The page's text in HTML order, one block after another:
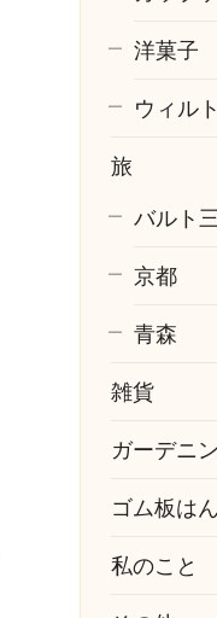
洋菓子
ウィル
旅
バルト
京都
青森
雑貨
ガーデニ
ゴム板は
私のこと